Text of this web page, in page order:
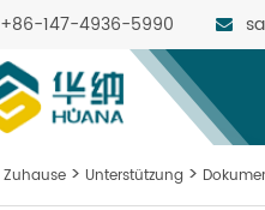
+86-147-4936-5990
Zuhause Unterstützung